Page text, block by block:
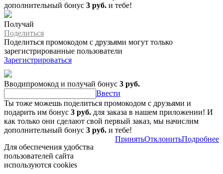
дополнительный бонус 3 руб. и тебе!
Получай
Поделиться
Поделиться промокодом с друзьями могут только
зарегистрированные пользователи
Зарегистрироваться
Вводипромокод и получай бонус 3 руб.
Ввести
Ты тоже можешь поделиться промокодом с друзьями и
подарить им бонус 3 руб. для заказа в нашем приложении! И
как только они сделают свой первый заказ, мы начислим
дополнительный бонус 3 руб. и тебе!
Для обеспечения удобства
пользователей сайта
используются cookies
ПринятьОтклонитьПодробнее